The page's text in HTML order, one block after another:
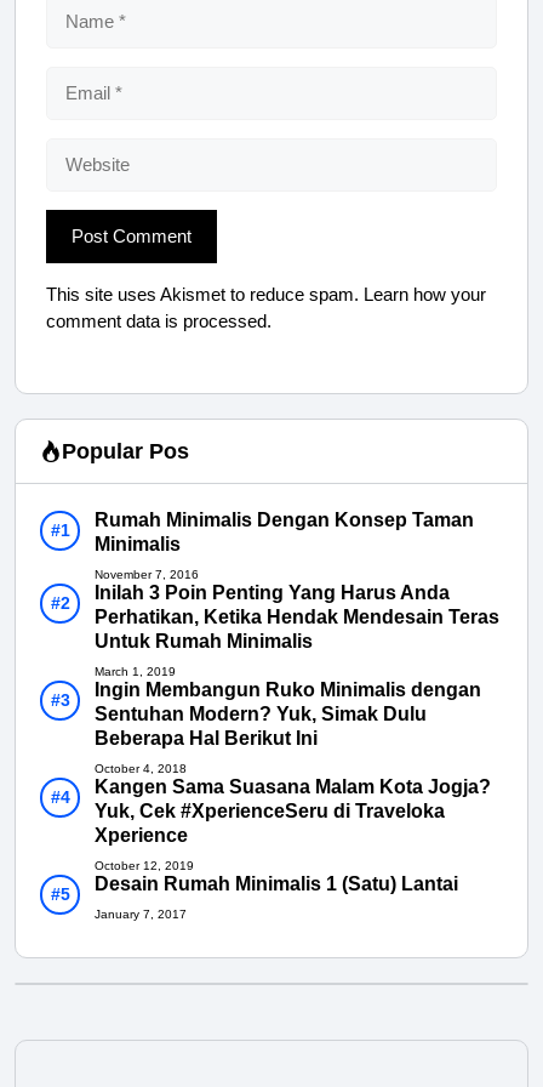
This site uses Akismet to reduce spam. Learn how your
comment data is processed.
Popular Pos
Rumah Minimalis Dengan Konsep Taman
Minimalis
November 7, 2016
Inilah 3 Poin Penting Yang Harus Anda
Perhatikan, Ketika Hendak Mendesain Teras
Untuk Rumah Minimalis
March 1, 2019
Ingin Membangun Ruko Minimalis dengan
Sentuhan Modern? Yuk, Simak Dulu
Beberapa Hal Berikut Ini
October 4, 2018
Kangen Sama Suasana Malam Kota Jogja?
Yuk, Cek #XperienceSeru di Traveloka
Xperience
October 12, 2019
Desain Rumah Minimalis 1 (Satu) Lantai
January 7, 2017